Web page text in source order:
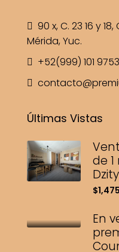
90 x, C. 23 16 y
Mérida, Yuc.
+52(999) 101 9753
Últimas Vistas
de
En